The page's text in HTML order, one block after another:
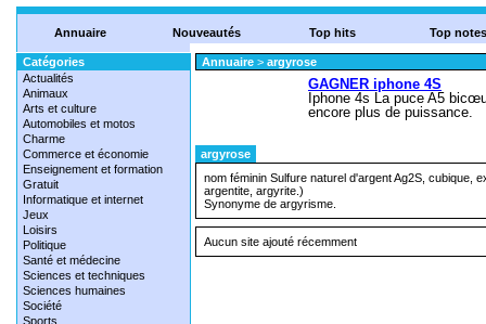
Annuaire Nouveautés Top hits Top notes
Catégories
Actualités
Animaux
Arts et culture
Automobiles et motos
Charme
Commerce et économie
Enseignement et formation
Gratuit
Informatique et internet
Jeux
Loisirs
Politique
Santé et médecine
Sciences et techniques
Sciences humaines
Société
Sports
Annuaire > argyrose
argyrose
nom féminin Sulfure naturel d'argent Ag2S, cubique,
argentite, argyrite.)
Synonyme de argyrisme.
Aucun site ajouté récemment